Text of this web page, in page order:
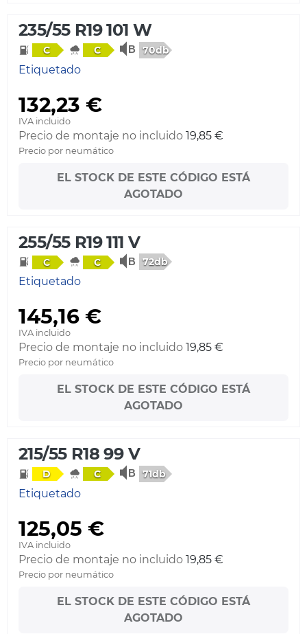
235/55 R19 101 W
C C 70db
Etiquetado
132,23 €
IVA incluido
Precio de montaje no incluido 19,85 €
Precio por neumático
EL STOCK DE ESTE CÓDIGO ESTÁ
AGOTADO
255/55 R19 111 V
C C 72db
Etiquetado
145,16 €
IVA incluido
Precio de montaje no incluido 19,85 €
Precio por neumático
EL STOCK DE ESTE CÓDIGO ESTÁ
AGOTADO
215/55 R18 99 V
D C 71db
Etiquetado
125,05 €
IVA incluido
Precio de montaje no incluido 19,85 €
Precio por neumático
EL STOCK DE ESTE CÓDIGO ESTÁ
AGOTADO